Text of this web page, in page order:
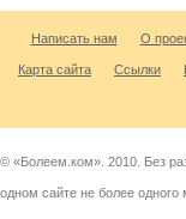
Написать нам О
Карта сайта Ссылки
© «Болеем.ком». 2010. Без
одном сайте не более одного